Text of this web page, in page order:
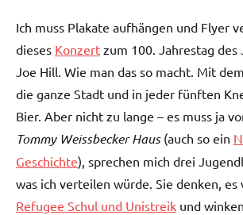
Ich muss Plakate aufhängen und Flyer
dieses Konzert zum 100. Jahrestag des
Joe Hill. Wie man das so macht. Mit
die ganze Stadt und in jeder fünften
Bier. Aber nicht zu lange – es muss ja
Tommy Weissbecker Haus(auch so ein
Geschichte), sprechen mich drei
was ich verteilen würde. Sie denken, es
Refugee Schul und Unistreik und